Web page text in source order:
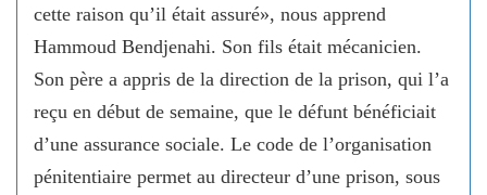
cette raison qu’il était assuré», nous apprend
Hammoud Bendjenahi. Son fils était mécanicien.
Son père a appris de la direction de la prison, qui l’a
reçu en début de semaine, que le défunt bénéficiait
d’une assurance sociale. Le code de l’organisation
pénitentiaire permet au directeur d’une prison, sous